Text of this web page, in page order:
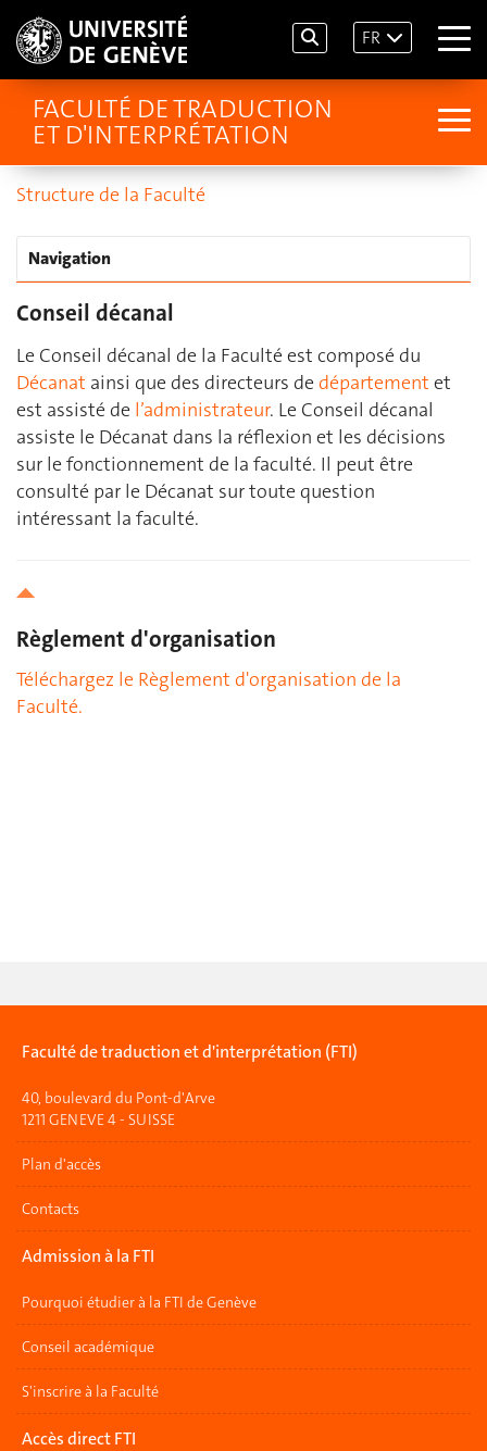
FR
FACULTÉ DE TRADUCTION
ET D'INTERPRÉTATION
Structure de la Faculté
Navigation
Conseil décanal
Le Conseil décanal de la Faculté est composé du
Décanat ainsi que des directeurs de département et
est assisté de l’administrateur. Le Conseil décanal
assiste le Décanat dans la réflexion et les décisions
sur le fonctionnement de la faculté. Il peut être
consulté par le Décanat sur toute question
intéressant la faculté.
Règlement d'organisation
Téléchargez le Règlement d'organisation de la
Faculté.
Faculté de traduction et d'interprétation (FTI)
40, boulevard du Pont-d'Arve
1211 GENEVE 4 - SUISSE
Plan d'accès
Contacts
Admission à la FTI
Pourquoi étudier à la FTI de Genève
Conseil académique
S'inscrire à la Faculté
Accès direct FTI